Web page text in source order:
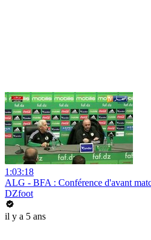
1:03:18
ALG - BFA : Conférence d'avant
DZfoot
il y a 5 ans